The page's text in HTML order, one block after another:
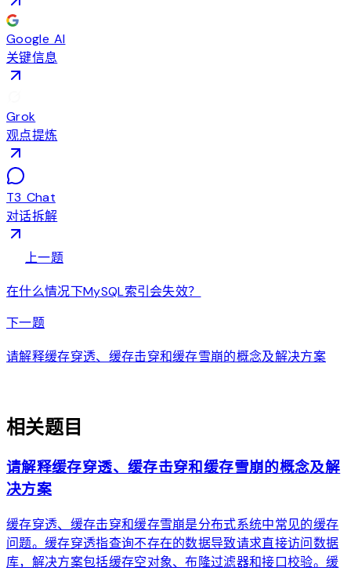
Google AI
关键信息
Grok
观点提炼
T3 Chat
对话拆解
上一题
在什么情况下MySQL索引会失效？
下一题arrow_forward
请解释缓存穿透、缓存击穿和缓存雪崩的概念及解决方案
相关题目
请解释缓存穿透、缓存击穿和缓存雪崩的概念及解
决方案
缓存穿透、缓存击穿和缓存雪崩是分布式系统中常见的缓存
问题。缓存穿透指查询不存在的数据导致请求直接访问数据
库，解决方案包括缓存空对象、布隆过滤器和接口校验。缓